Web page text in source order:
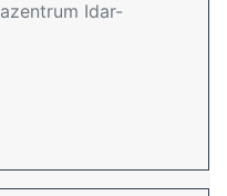
Idar-